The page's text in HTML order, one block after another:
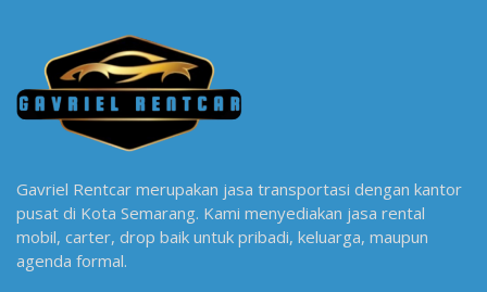
Gavriel Rentcar merupakan jasa transportasi dengan kantor
pusat di Kota Semarang. Kami menyediakan jasa rental
mobil, carter, drop baik untuk pribadi, keluarga, maupun
agenda formal.